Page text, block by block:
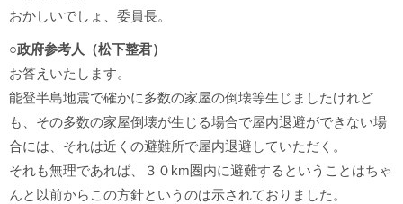
おかしいでしょ、委員長。
○政府参考人（松下整君）
お答えいたします。
能登半島地震で確かに多数の家屋の倒壊等生じましたけれど
も、その多数の家屋倒壊が生じる場合で屋内退避ができない場
合には、それは近くの避難所で屋内退避していただく。
それも無理であれば、３０km圏内に避難するということはちゃ
んと以前からこの方針というのは示されておりました。